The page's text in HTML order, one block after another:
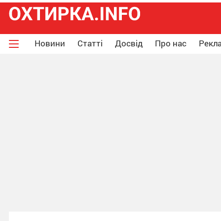
Новини Статті Досвід Про нас